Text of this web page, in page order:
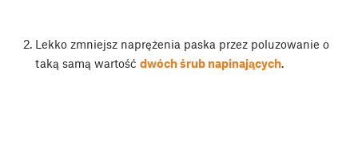
Lekko zmniejsz naprężenia paska przez poluzowanie o
taką samą wartość dwóch śrub napinających.